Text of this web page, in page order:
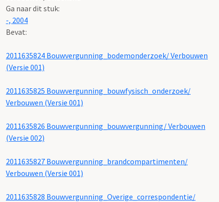
Ga naar dit stuk:
-, 2004
Bevat:
2011635824 Bouwvergunning_bodemonderzoek/ Verbouwen
(Versie 001)
2011635825 Bouwvergunning_bouwfysisch_onderzoek/
Verbouwen (Versie 001)
2011635826 Bouwvergunning_bouwvergunning/ Verbouwen
(Versie 002)
2011635827 Bouwvergunning_brandcompartimenten/
Verbouwen (Versie 001)
2011635828 Bouwvergunning_Overige_correspondentie/